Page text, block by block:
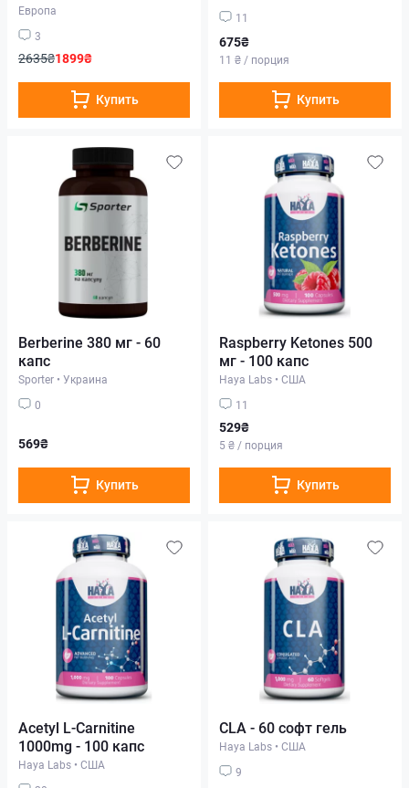
Европа
3
2635₴1899₴
Купить
11
675₴
11 ₴ / порция
Купить
Berberine 380 мг - 60
капс
Sporter • Украина
0
569₴
Купить
Raspberry Ketones 500
мг - 100 капс
Haya Labs • США
11
529₴
5 ₴ / порция
Купить
Acetyl L-Carnitine
1000mg - 100 капс
Haya Labs • США
CLA - 60 софт гель
Haya Labs • США
9